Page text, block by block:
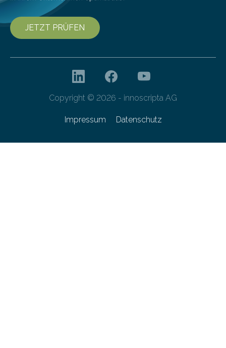
JETZT PRÜFEN
Copyright © 2026 - innoscripta AG
Impressum Datenschutz